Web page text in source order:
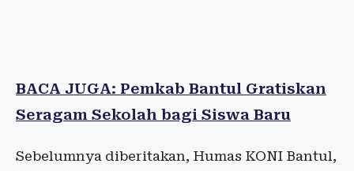
BACA JUGA: Pemkab Bantul Gratiskan
Seragam Sekolah bagi Siswa Baru
Sebelumnya diberitakan, Humas KONI Bantul,